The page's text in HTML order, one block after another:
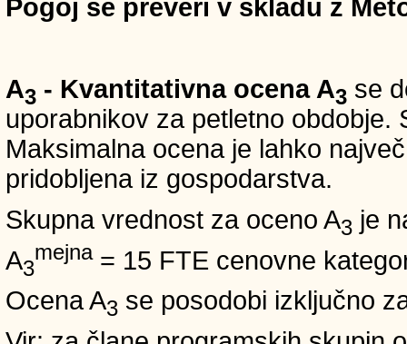
Pogoj se preveri v skladu z
A3 - Kvantitativna ocena A3 se
uporabnikov za petletno obdobje.
Maksimalna ocena je lahko
pridobljena iz gospodarstva.
Skupna vrednost za oceno A3 je
A3
mejna= 15 FTE cenovne
Ocena A3 se posodobi izključno